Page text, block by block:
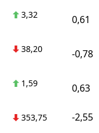
3,32 0,61
38,20 -0,78
1,59 0,63
353,75 -2,55